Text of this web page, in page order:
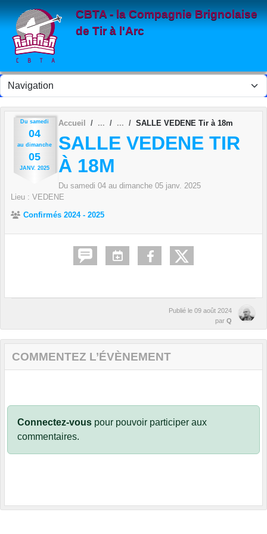
CBTA - la Compagnie Brignolaise
de Tir à l'Arc
Du samedi
04
au dimanche
05
JANV. 2025
Accueil SALLE VEDENE Tir à 18m
SALLE VEDENE TIR
À 18M
Du samedi 04 au dimanche 05 janv. 2025
Lieu : VEDENE
Confirmés 2024 - 2025
Publié le 09 août 2024
par Q
COMMENTEZ L’ÉVÈNEMENT
Connectez-vous pour pouvoir participer aux
commentaires.
Panneau de gestion des cookies